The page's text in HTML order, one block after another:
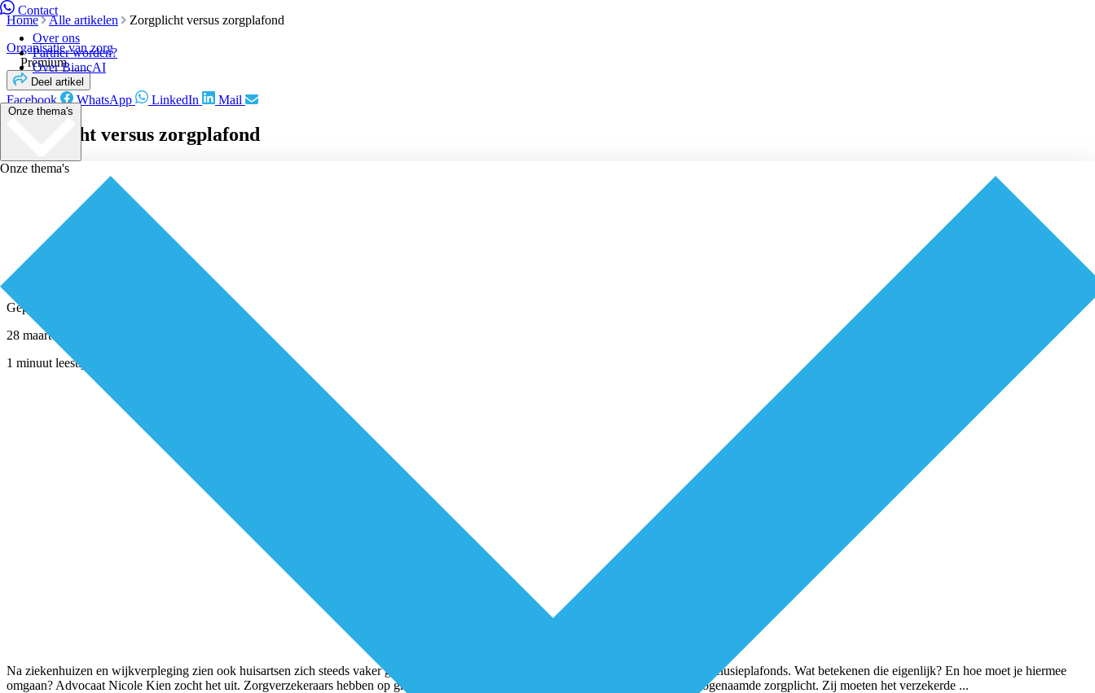
Contact
Over ons
Partner worden?
Over BiancAI
Onze thema's
Onze thema's
Home Alle artikelen
Zorgplicht versus zorgplafond
Organisatie van zorg
Premium
Deel artikel
Facebook WhatsApp LinkedIn Mail
Zorgplicht versus zorgplafond
Geplaatst door
28 maart 2018
1 minuut leestijd
Na ziekenhuizen en wijkverpleging zien ook huisartsen zich steeds vaker geconfronteerd met door zorgverzekeraars opgelegde zorg- of inclusieplafonds. Wat betekenen die eigenlijk? En hoe moet je hiermee
omgaan? Advocaat Nicole Kien zocht het uit. Zorgverzekeraars hebben op grond van de voor hen geldende Zorgverzekeringswet een zogenaamde zorgplicht. Zij moeten het verzekerde ...